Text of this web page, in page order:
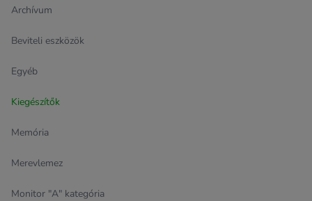
Archívum
Beviteli eszközök
Egyéb
Kiegészítők
Memória
Merevlemez
Monitor "A" kategória